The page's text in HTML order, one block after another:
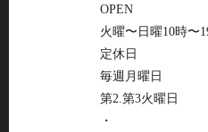
OPEN
火曜〜日曜10時〜
定休日
毎週月曜日
第2.第3火曜日
・